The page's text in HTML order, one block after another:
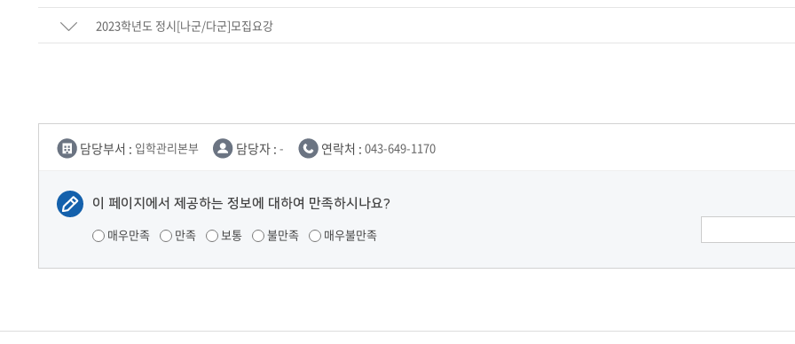
2023학년도 정시[나군/다군]모집요강
담당부서 : 입학관리본부 담당자 : - 연락처 : 043-649-1170
이 페이지에서 제공하는 정보에 대하여 만족하시나요?
매우만족 만족 보통 불만족 매우불만족